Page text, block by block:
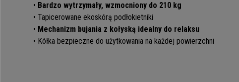
• Bardzo wytrzymały, wzmocniony do 210 kg
• Tapicerowane ekoskórą podłokietniki
• Mechanizm bujania z kołyską idealny do relaksu
• Kółka bezpieczne do użytkowania na każdej powierzchni